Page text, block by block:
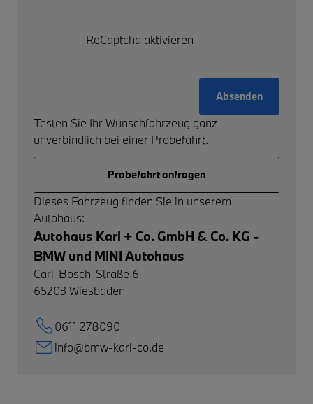
ReCaptcha aktivieren
Absenden
Testen Sie Ihr Wunschfahrzeug ganz
unverbindlich bei einer Probefahrt.
Probefahrt anfragen
Dieses Fahrzeug finden Sie in unserem
Autohaus:
Autohaus Karl + Co. GmbH & Co. KG -
BMW und MINI Autohaus
Carl-Bosch-Straße 6
65203 Wiesbaden
0611 278090
info@bmw-karl-co.de